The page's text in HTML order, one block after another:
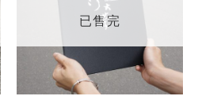
已售完